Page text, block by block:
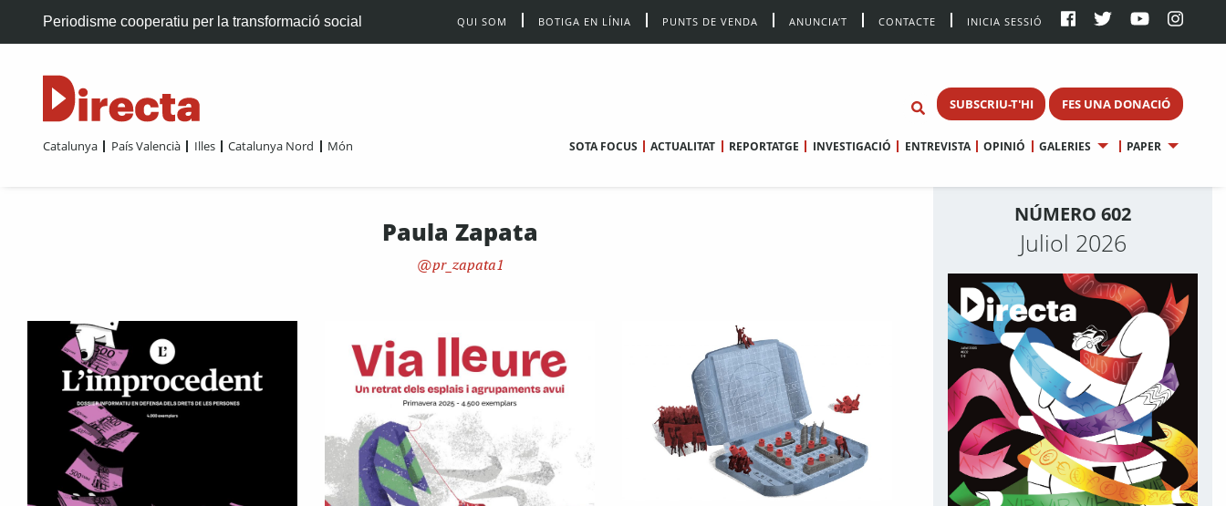
Periodisme cooperatiu per la transformació social QUI SOM BOTIGA EN LÍNIA PUNTS DE VENDA ANUNCIA’T CONTACTE INICIA SESSIÓ
SUBSCRIU-T'HI FES UNA DONACIÓ
Catalunya País Valencià Illes Catalunya Nord Món SOTA FOCUS ACTUALITAT REPORTATGE INVESTIGACIÓ ENTREVISTA OPINIÓ GALERIES PAPER
Paula Zapata
pr_zapata1
NÚMERO 602
Juliol 2026